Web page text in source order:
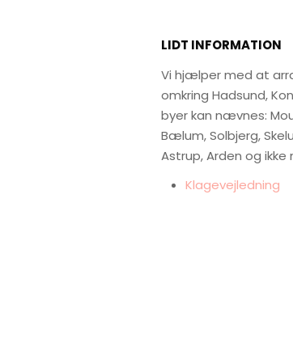
LIDT INFORMATION
Vi hjælper med at
omkring Hadsund,
byer kan nævnes:
Bælum, Solbjerg,
Astrup, Arden og
​Klagevejledning